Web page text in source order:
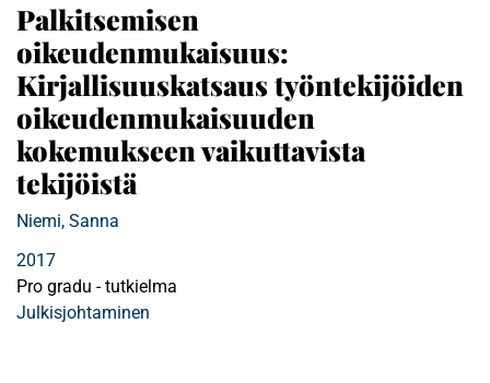
Palkitsemisen
oikeudenmukaisuus:
Kirjallisuuskatsaus työntekijöiden
oikeudenmukaisuuden
kokemukseen vaikuttavista
tekijöistä
Niemi, Sanna
2017
Pro gradu - tutkielma
Julkisjohtaminen